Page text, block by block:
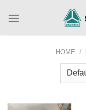
HOME /